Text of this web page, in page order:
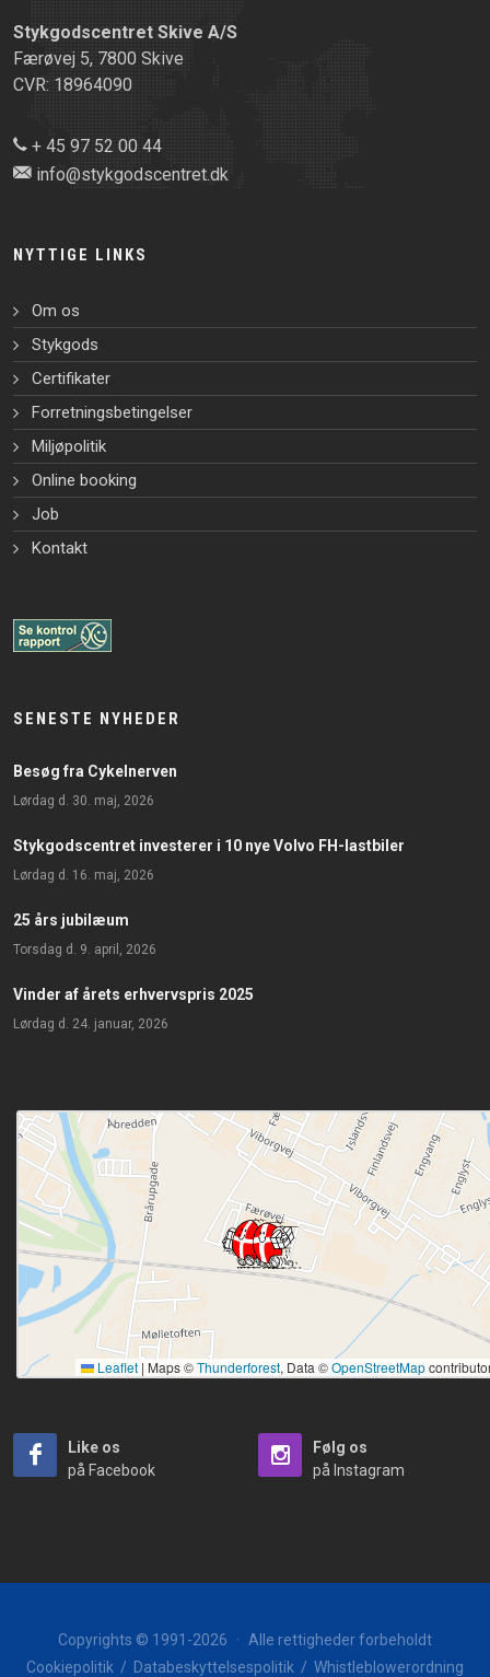
Stykgodscentret Skive A/S
Færøvej 5, 7800 Skive
CVR: 18964090
+ 45 97 52 00 44
info@stykgodscentret.dk
NYTTIGE LINKS
Om os
Stykgods
Certifikater
Forretningsbetingelser
Miljøpolitik
Online booking
Job
Kontakt
SENESTE NYHEDER
Besøg fra Cykelnerven
lørdag d. 30. maj, 2026
Stykgodscentret investerer i 10 nye Volvo FH-lastbiler
lørdag d. 16. maj, 2026
25 års jubilæum
torsdag d. 9. april, 2026
Vinder af årets erhvervspris 2025
lørdag d. 24. januar, 2026
Leaflet | Maps ©Thunderforest, Data ©OpenStreetMap
Like os
på Facebook
Følg os
på Instagram
Copyrights © 1991-2026 ·
Alle rettigheder forbeholdt
Cookiepolitik / Databeskyttelsespolitik / Whistleblowerordning